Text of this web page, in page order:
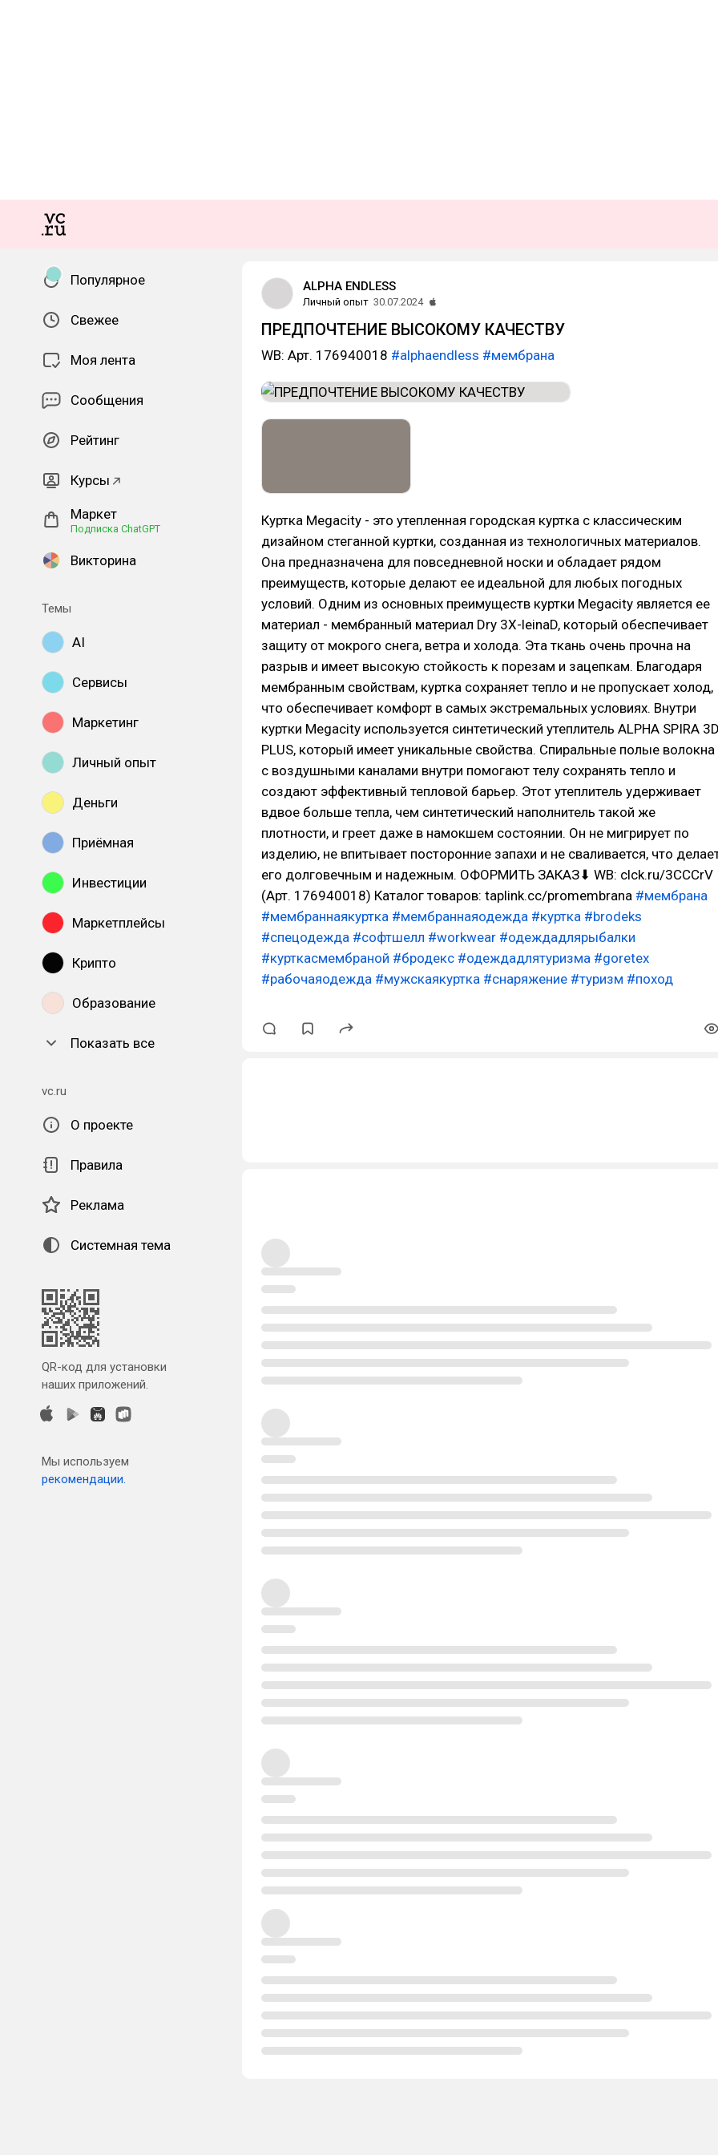
Популярное
Свежее
Моя лента
Сообщения
Рейтинг
Курсы
Маркет
Подписка ChatGPT
Викторина
Темы
AI
Сервисы
Маркетинг
Личный опыт
Деньги
Приёмная
Инвестиции
Маркетплейсы
Крипто
Образование
Показать все
vc.ru
О проекте
Правила
Реклама
Системная тема
QR-код для установки
наших приложений.
Мы используем
рекомендации.
ALPHA ENDLESS
Личный опыт 30.07.2024
ПРЕДПОЧТЕНИЕ ВЫСОКОМУ КАЧЕСТВУ
WB: Арт. 176940018 #alphaendless #мембрана
Куртка Megacity - это утепленная городская куртка с классическим
дизайном стеганной куртки, созданная из технологичных материалов.
Она предназначена для повседневной носки и обладает рядом
преимуществ, которые делают ее идеальной для любых погодных
условий. Одним из основных преимуществ куртки Megacity является ее
материал - мембранный материал Dry 3X-leinaD, который обеспечивает
защиту от мокрого снега, ветра и холода. Эта ткань очень прочна на
разрыв и имеет высокую стойкость к порезам и зацепкам. Благодаря
мембранным свойствам, куртка сохраняет тепло и не пропускает холод,
что обеспечивает комфорт в самых экстремальных условиях. Внутри
куртки Megacity используется синтетический утеплитель ALPHA SPIRA 3D
PLUS, который имеет уникальные свойства. Спиральные полые волокна
с воздушными каналами внутри помогают телу сохранять тепло и
создают эффективный тепловой барьер. Этот утеплитель удерживает
вдвое больше тепла, чем синтетический наполнитель такой же
плотности, и греет даже в намокшем состоянии. Он не мигрирует по
изделию, не впитывает посторонние запахи и не сваливается, что
его долговечным и надежным. ОФОРМИТЬ ЗАКАЗ⬇ WB: clck.ru/3CCCrV
(Арт. 176940018) Каталог товаров: taplink.cc/promembrana #мембрана
#мембраннаякуртка #мембраннаяодежда #куртка #brodeks
#спецодежда #софтшелл #workwear #одеждадлярыбалки
#курткасмембраной #бродекс #одеждадлятуризма #goretex
#рабочаяодежда #мужскаякуртка #снаряжение #туризм #поход